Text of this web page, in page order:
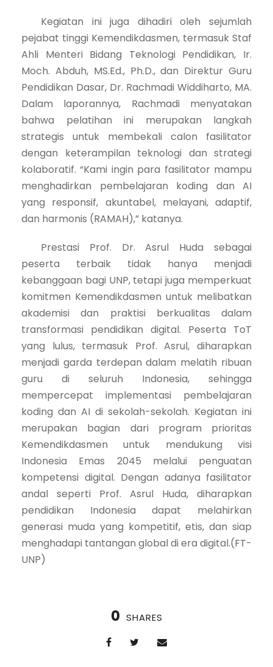
Kegiatan ini juga dihadiri oleh sejumlah
pejabat tinggi Kemendikdasmen, termasuk Staf
Ahli Menteri Bidang Teknologi Pendidikan, Ir.
Moch. Abduh, MS.Ed., Ph.D., dan Direktur Guru
Pendidikan Dasar, Dr. Rachmadi Widdiharto, MA.
Dalam laporannya, Rachmadi menyatakan
bahwa pelatihan ini merupakan langkah
strategis untuk membekali calon fasilitator
dengan keterampilan teknologi dan strategi
kolaboratif. “Kami ingin para fasilitator mampu
menghadirkan pembelajaran koding dan AI
yang responsif, akuntabel, melayani, adaptif,
dan harmonis (RAMAH),” katanya.
Prestasi Prof. Dr. Asrul Huda sebagai
peserta terbaik tidak hanya menjadi
kebanggaan bagi UNP, tetapi juga memperkuat
komitmen Kemendikdasmen untuk melibatkan
akademisi dan praktisi berkualitas dalam
transformasi pendidikan digital. Peserta ToT
yang lulus, termasuk Prof. Asrul, diharapkan
menjadi garda terdepan dalam melatih ribuan
guru di seluruh Indonesia, sehingga
mempercepat implementasi pembelajaran
koding dan AI di sekolah-sekolah. Kegiatan ini
merupakan bagian dari program prioritas
Kemendikdasmen untuk mendukung visi
Indonesia Emas 2045 melalui penguatan
kompetensi digital. Dengan adanya fasilitator
andal seperti Prof. Asrul Huda, diharapkan
pendidikan Indonesia dapat melahirkan
generasi muda yang kompetitif, etis, dan siap
menghadapi tantangan global di era digital.(FT-
UNP)
0 SHARES